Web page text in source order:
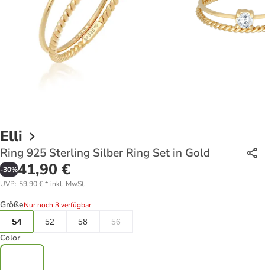
Elli
Ring 925 Sterling Silber Ring Set in Gold
-30%41,90 €
UVP: 59,90 €* inkl. MwSt.
GrößeNur noch 3 verfügbar
54
52 58 56
Color